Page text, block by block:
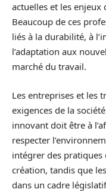
actuelles et les enjeux
Beaucoup de ces
liés à la durabilité, à
l’adaptation aux
marché du travail.
Les entreprises et les
exigences de la
innovant doit être à
respecter
intégrer des pratiques
création, tandis que
dans un cadre